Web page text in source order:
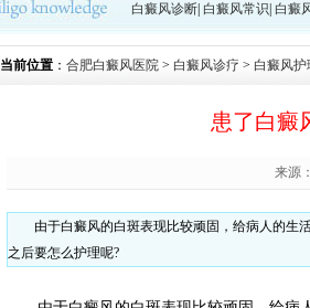
白癜风诊断 白癜风常识 白癜
当前位置 ： 合肥白癜风医院 > 白癜风诊疗 > 白癜风护
患了白癜
来源
由于白癜风的白斑表现比较顽固，给病人的生
之后要怎么护理呢?